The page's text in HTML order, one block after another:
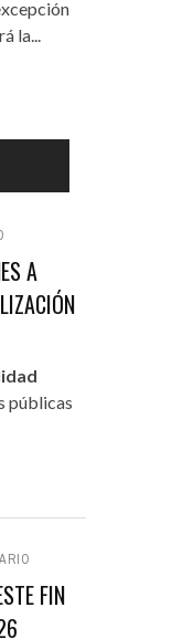
la...
A
públicas
FIN